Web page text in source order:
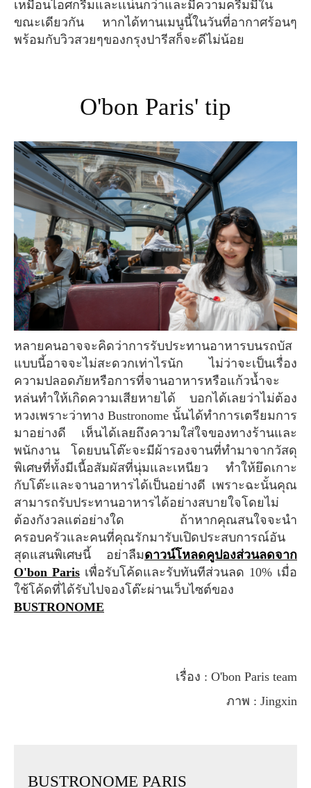
เหมือนไอศกรีมและเเน่นกว่าและมีความครีมมี่ใน
ขณะเดียวกัน หากได้ทานเมนูนี้ในวันที่อากาศร้อนๆ
พร้อมกับวิวสวยๆของกรุงปารีสก็จะดีไม่น้อย
O'bon Paris' tip
หลายคนอาจจะคิดว่าการรับประทานอาหารบนรถบัส
แบบนี้อาจจะไม่สะดวกเท่าไรนัก ไม่ว่าจะเป็นเรื่อง
ความปลอดภัยหรือการที่จานอาหารหรือแก้วน้ำจะ
หล่นทำให้เกิดความเสียหายได้ บอกได้เลยว่าไม่ต้อง
หวงเพราะว่าทาง Bustronome นั้นได้ทำการเตรียมการ
มาอย่างดี เห็นได้เลยถึงความใส่ใจของทางร้านและ
พนักงาน โดยบนโต๊ะจะมีผ้ารองจานที่ทำมาจากวัสดุ
พิเศษที่ทั้งมีเนื้อสัมผัสที่นุ่มและเหนียว ทำให้ยึดเกาะ
กับโต๊ะและจานอาหารได้เป็นอย่างดี เพราะฉะนั้นคุณ
สามารถรับประทานอาหารได้อย่างสบายใจโดยไม่
ต้องกังวลแต่อย่างใด ถ้าหากคุณสนใจจะนำ
ครอบครัวและคนที่คุณรักมารับเปิดประสบการณ์อัน
สุดแสนพิเศษนี้ อย่าลืมดาวน์โหลดคูปองส่วนลดจาก
O'bon Paris เพื่อรับโค้ดและรับทันทีส่วนลด 10% เมื่อ
ใช้โค้ดที่ได้รับไปจองโต๊ะผ่านเว็บไซต์ของ
BUSTRONOME
เรื่อง : O'bon Paris team
ภาพ : Jingxin
BUSTRONOME PARIS